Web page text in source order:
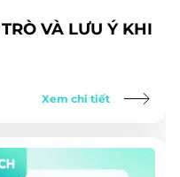
VÀ LƯU Ý KHI
Xem chi tiết